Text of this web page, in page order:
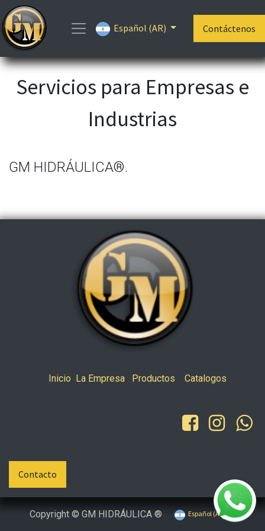
Español (AR) Contáctenos
Servicios para Empresas e
Industrias
GM HIDRÁULICA®.
Inicio La Empresa Productos Catalogos
Contacto
Copyright © GM HIDRÁULICA ® Español (AR)